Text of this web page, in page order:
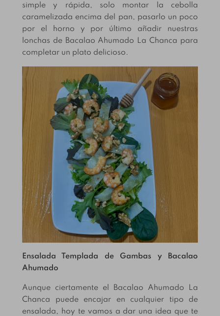
simple y rápida, solo montar la cebolla
caramelizada encima del pan, pasarlo un poco
por el horno y por último añadir nuestras
lonchas de Bacalao Ahumado La Chanca para
completar un plato delicioso.
Ensalada Templada de Gambas y Bacalao
Ahumado
Aunque ciertamente el Bacalao Ahumado La
Chanca puede encajar en cualquier tipo de
ensalada, hoy te vamos a dar una idea que te